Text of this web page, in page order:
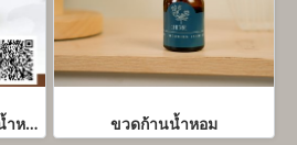
ก้านน้ำหอม น้ำหอมบ้าน น้ำหอมห้อง Home Diffuser ก้านน้ำหอมกระจายกลิ่น แบรนด์ตัวเอง ราคาโรงงาน(copy) ขวดก้านน้ำหอม